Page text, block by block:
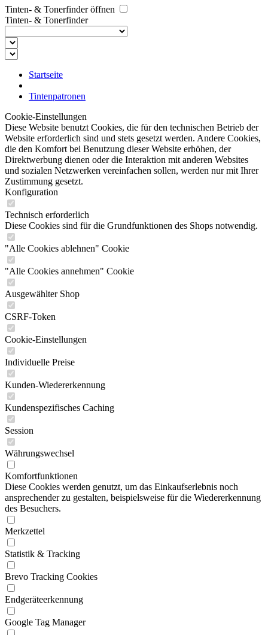
Tinten- & Tonerfinder öffnen
Tinten- & Tonerfinder
Startseite
Tintenpatronen
Cookie-Einstellungen
Diese Website benutzt Cookies, die für den technischen Betrieb der
Website erforderlich sind und stets gesetzt werden. Andere Cookies,
die den Komfort bei Benutzung dieser Website erhöhen, der
Direktwerbung dienen oder die Interaktion mit anderen Websites
und sozialen Netzwerken vereinfachen sollen, werden nur mit Ihrer
Zustimmung gesetzt.
Konfiguration
Technisch erforderlich
Diese Cookies sind für die Grundfunktionen des Shops notwendig.
"Alle Cookies ablehnen" Cookie
"Alle Cookies annehmen" Cookie
Ausgewählter Shop
CSRF-Token
Cookie-Einstellungen
Individuelle Preise
Kunden-Wiedererkennung
Kundenspezifisches Caching
Session
Währungswechsel
Komfortfunktionen
Diese Cookies werden genutzt, um das Einkaufserlebnis noch
ansprechender zu gestalten, beispielsweise für die Wiedererkennung
des Besuchers.
Merkzettel
Statistik & Tracking
Brevo Tracking Cookies
Endgeräteerkennung
Google Tag Manager